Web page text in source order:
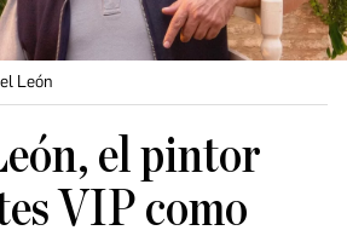
León
el pintor
VIP como